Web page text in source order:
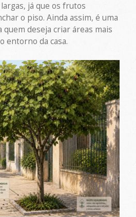
já que os frutos
o piso. Ainda assim, é uma
quem deseja criar áreas mais
entorno da casa.